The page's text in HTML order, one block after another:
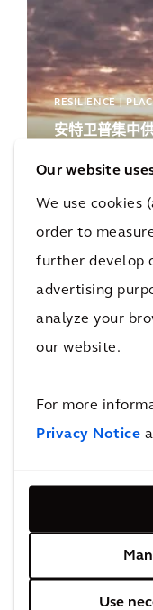
Our website
We use cookies
order to
further develop
advertising
analyze your
our website.
For more
Privacy Notice
Use
RESILIENCE |
安特卫普集中
PLACES
制造急需的电
无锡具区路小